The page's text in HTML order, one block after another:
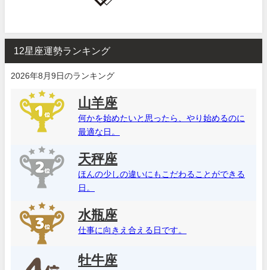
12星座運勢ランキング
2026年8月9日のランキング
山羊座
何かを始めたいと思ったら、やり始めるのに
最適な日。
天秤座
ほんの少しの違いにもこだわることができる
日。
水瓶座
仕事に向きえ合える日です。
牡牛座